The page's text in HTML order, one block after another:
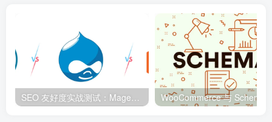
SEO 友好度实战测试：Magento、WordPress、Drupal 在核心 SEO 要素上的表现对比